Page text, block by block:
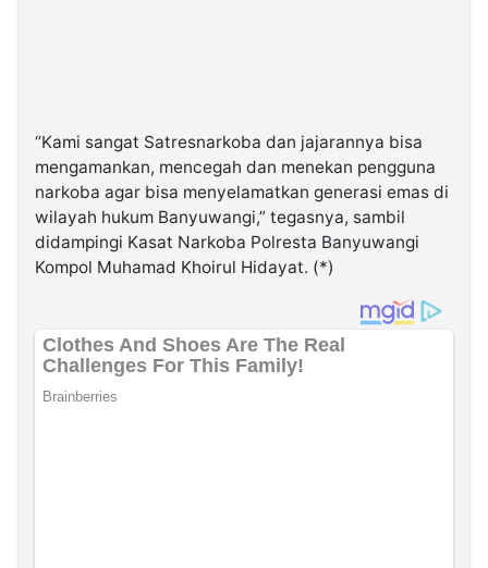
“Kami sangat Satresnarkoba dan jajarannya bisa
mengamankan, mencegah dan menekan pengguna
narkoba agar bisa menyelamatkan generasi emas di
wilayah hukum Banyuwangi,” tegasnya, sambil
didampingi Kasat Narkoba Polresta Banyuwangi
Kompol Muhamad Khoirul Hidayat. (*)